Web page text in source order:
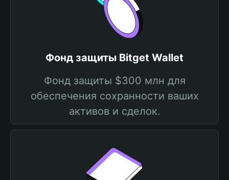
Фонд защиты Bitget Wallet
Фонд защиты $300 млн для
обеспечения сохранности ваших
активов и сделок.